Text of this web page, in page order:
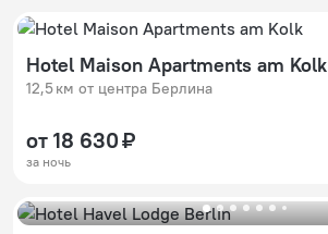
Hotel Maison Apartments am Kolk
12,5 км от центра Берлина
от 18 630 ₽
за ночь